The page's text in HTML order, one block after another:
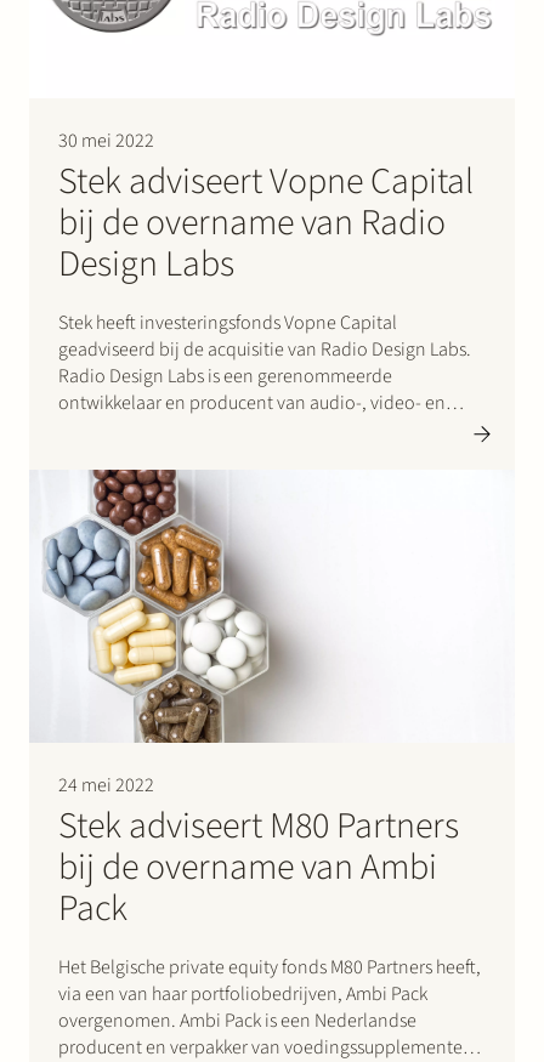
30 mei 2022
Stek adviseert Vopne Capital
bij de overname van Radio
Design Labs
Stek heeft investeringsfonds Vopne Capital
geadviseerd bij de acquisitie van Radio Design Labs.
Radio Design Labs is een gerenommeerde
ontwikkelaar en producent van audio-, video- en
Design Labs is gevestigd in Prescott, Arizona, waar het
producten ontwerpt, ontwikkelt…
24 mei 2022
Stek adviseert M80 Partners
bij de overname van Ambi
Pack
Het Belgische private equity fonds M80 Partners heeft,
via een van haar portfoliobedrijven, Ambi Pack
overgenomen. Ambi Pack is een Nederlandse
producent en verpakker van voedingssupplementen,